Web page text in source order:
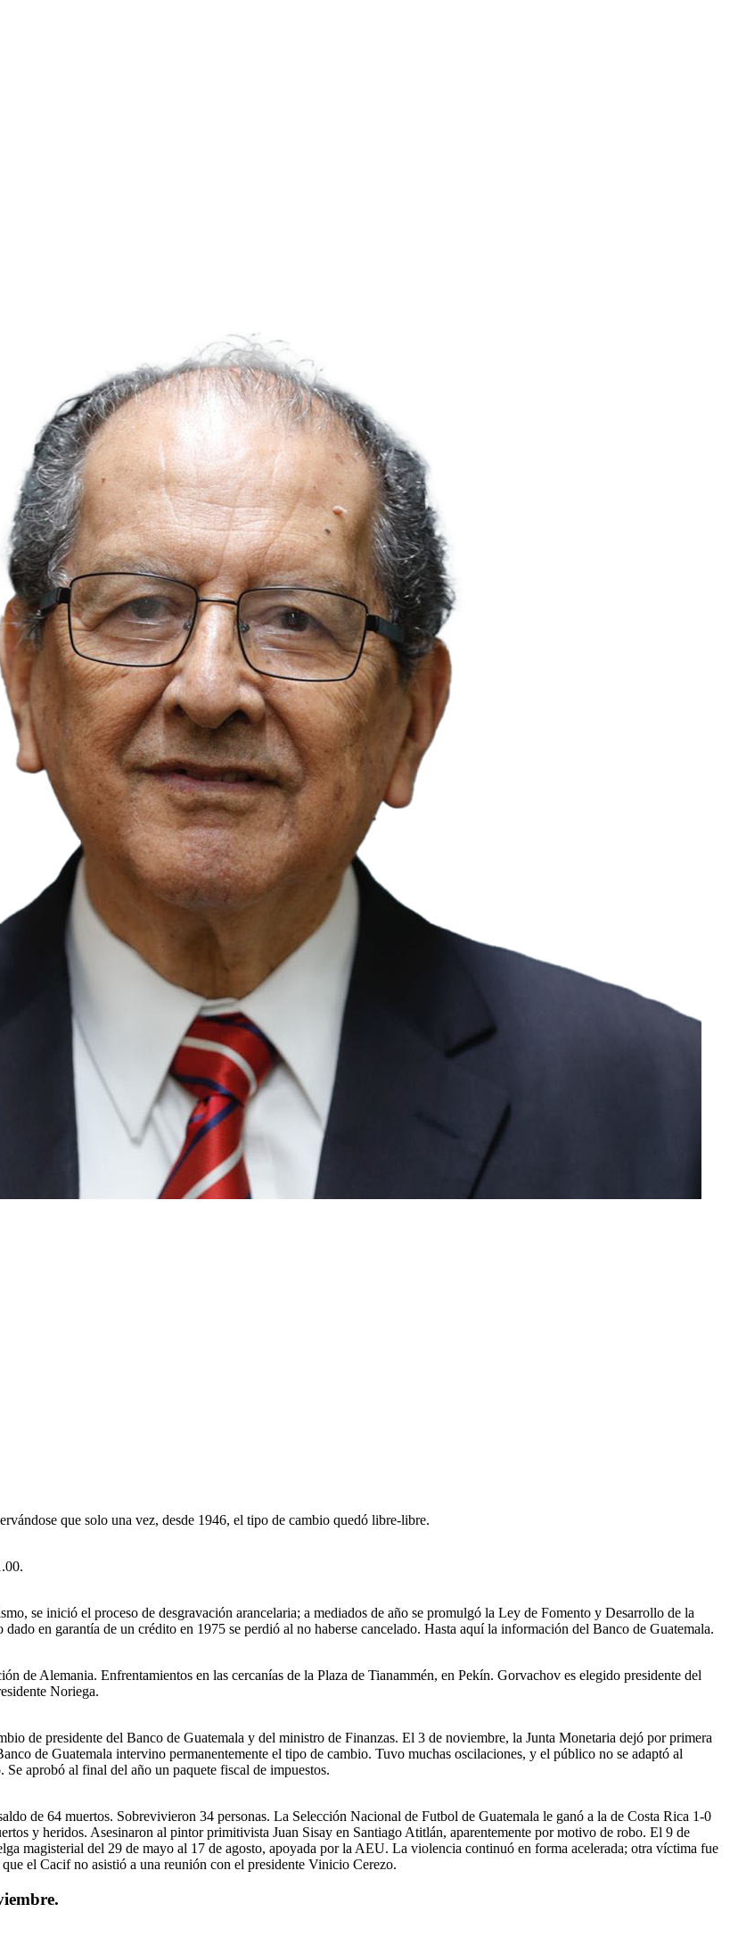
que solo una vez, desde 1946, el tipo de cambio quedó libre-libre.
se inició el proceso de desgravación arancelaria; a mediados de año se promulgó la Ley de Fomento y Desarrollo de la
en garantía de un crédito en 1975 se perdió al no haberse cancelado. Hasta aquí la información del Banco de Guatemala.
Alemania. Enfrentamientos en las cercanías de la Plaza de Tianammén, en Pekín. Gorvachov es elegido presidente del
Noriega.
de presidente del Banco de Guatemala y del ministro de Finanzas. El 3 de noviembre, la Junta Monetaria dejó por primera
de Guatemala intervino permanentemente el tipo de cambio. Tuvo muchas oscilaciones, y el público no se adaptó al
aprobó al final del año un paquete fiscal de impuestos.
de 64 muertos. Sobrevivieron 34 personas. La Selección Nacional de Futbol de Guatemala le ganó a la de Costa Rica 1-0
y heridos. Asesinaron al pintor primitivista Juan Sisay en Santiago Atitlán, aparentemente por motivo de robo. El 9 de
magisterial del 29 de mayo al 17 de agosto, apoyada por la AEU. La violencia continuó en forma acelerada; otra víctima fue
el Cacif no asistió a una reunión con el presidente Vinicio Cerezo.